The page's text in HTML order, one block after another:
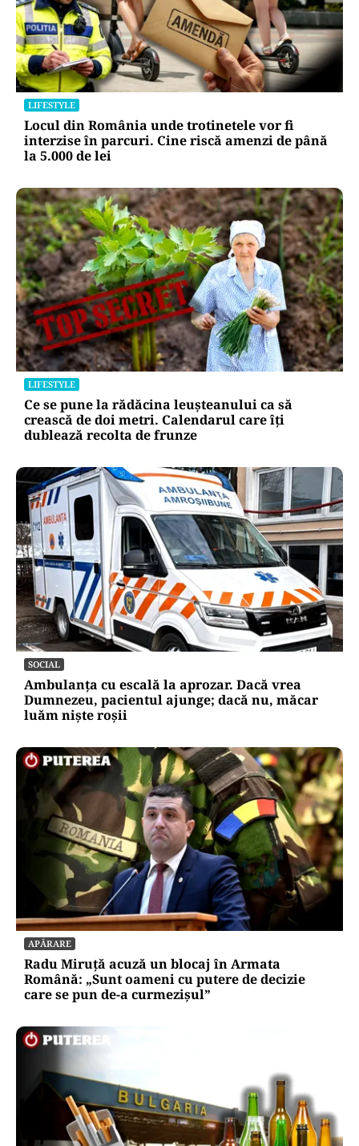
LIFESTYLE
Locul din România unde trotinetele vor fi
interzise în parcuri. Cine riscă amenzi de până
la 5.000 de lei
LIFESTYLE
Ce se pune la rădăcina leușteanului ca să
crească de doi metri. Calendarul care îți
dublează recolta de frunze
SOCIAL
Ambulanța cu escală la aprozar. Dacă vrea
Dumnezeu, pacientul ajunge; dacă nu, măcar
luăm niște roșii
APĂRARE
Radu Miruță acuză un blocaj în Armata
Română: „Sunt oameni cu putere de decizie
care se pun de-a curmezișul”